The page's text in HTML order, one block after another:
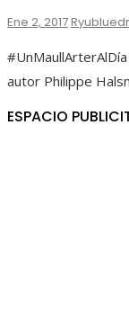
Ene 2, 2017
autor Philippe
ESPACIO